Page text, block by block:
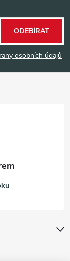
osobních údajů
ODEBÍRAT